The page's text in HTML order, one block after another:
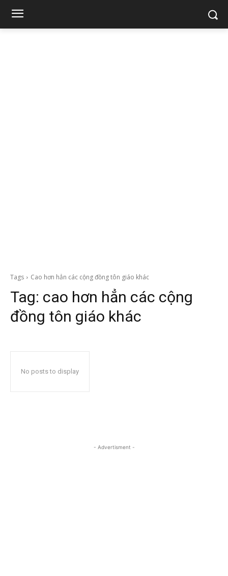
Tags Cao hơn hẳn các cộng đồng tôn giáo khác
Tag: cao hơn hẳn các cộng
đồng tôn giáo khác
No posts to display
- Advertisment -